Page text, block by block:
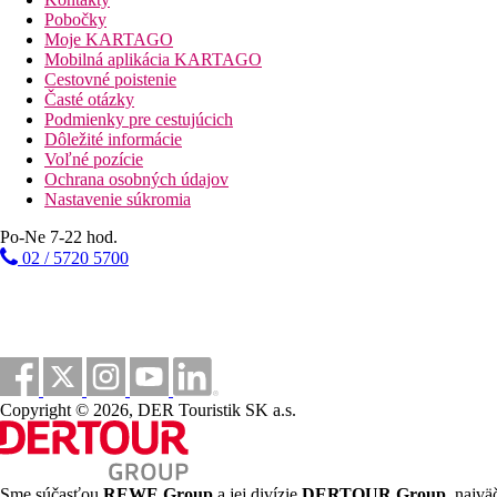
50 m
Vzdialenosť k pláži
5 km
Turistické centrum
Pláž
Ležadla na pláži za poplatok
Slnečníky na pláži za poplatok
Plážová dovolenka
bazény
Bazénik
Fotogaléria
Pobočky
Moje KARTAGO
Mobilná aplikácia KARTAGO
Cestovné poistenie
Časté otázky
Podmienky pre cestujúcich
Dôležité informácie
Voľné pozície
Ochrana osobných údajov
Nastavenie súkromia
Po-Ne 7-22 hod.
02 / 5720 5700
Copyright © 2026, DER Touristik SK a.s.